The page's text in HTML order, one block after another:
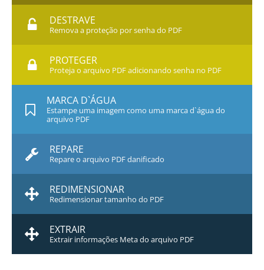
DESTRAVE
Remova a proteção por senha do PDF
PROTEGER
Proteja o arquivo PDF adicionando senha no PDF
MARCA D`ÁGUA
Estampe uma imagem como uma marca d`água do
arquivo PDF
REPARE
Repare o arquivo PDF danificado
REDIMENSIONAR
Redimensionar tamanho do PDF
EXTRAIR
Extrair informações Meta do arquivo PDF